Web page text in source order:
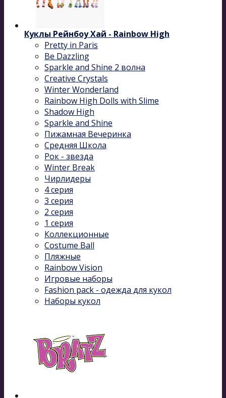
Куклы Рейнбоу Хай - Rainbow High
Pretty in Paris
Be Dazzling
Sparkle and Shine 2 волна
Сreative Сrystals
Winter Wonderland
Rainbow High Dolls with Slime
Shadow High
Sparkle and Shine
Пижамная Вечеринка
Средняя Школа
Рок - звезда
Winter Break
Чирлидеры
4 серия
3 серия
2 серия
1 серия
Коллекционные
Costume Ball
Пляжные
Rainbow Vision
Игровые наборы
Fashion pack - одежда для кукол
Наборы кукол